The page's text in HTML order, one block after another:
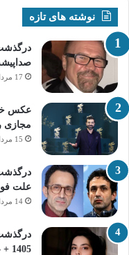
نوشته های تازه
17 مرداد 1405
عکس
مجازی
15 مرداد 1405
درگذشت
علت
14 مرداد 1405
1405 + علت فوت